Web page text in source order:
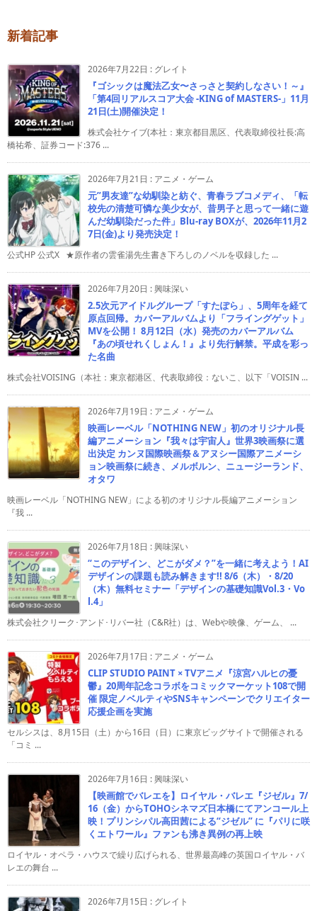
新着記事
2026年7月22日 : グレイト
『ゴシックは魔法乙女〜さっさと契約しなさい！～』
「第4回リアルスコア大会 -KING of MASTERS-」11月
21日(土)開催決定！
株式会社ケイブ(本社：東京都目黒区、代表取締役社長:高
橋祐希、証券コード:376 ...
2026年7月21日 : アニメ・ゲーム
元”男友達”な幼馴染と紡ぐ、青春ラブコメディ、「転
校先の清楚可憐な美少女が、昔男子と思って一緒に遊
んだ幼馴染だった件」Blu-ray BOXが、2026年11月2
7日(金)より発売決定！
公式HP 公式X ★原作者の雲雀湯先生書き下ろしのノベルを収録した ...
2026年7月20日 :興味深い
2.5次元アイドルグループ「すたぽら」、5周年を経て
原点回帰。カバーアルバムより「フライングゲット」
MVを公開！ 8月12日（水）発売のカバーアルバム
『あの頃せれくしょん！』より先行解禁。平成を彩っ
た名曲
株式会社VOISING（本社：東京都港区、代表取締役：ないこ、以下「VOISIN ...
2026年7月19日 : アニメ・ゲーム
映画レーベル「NOTHING NEW」初のオリジナル長
編アニメーション『我々は宇宙人』世界3映画祭に選
出決定 カンヌ国際映画祭＆アヌシー国際アニメーシ
ョン映画祭に続き、メルボルン、ニュージーランド、
オタワ
映画レーベル「NOTHING NEW」による初のオリジナル長編アニメーション
『我 ...
2026年7月18日 :興味深い
“このデザイン、どこがダメ？”を一緒に考えよう！AI
デザインの課題も読み解きます!! 8/6（木）・8/20
（木）無料セミナー「デザインの基礎知識Vol.3・Vo
l.4」
株式会社クリーク･アンド･リバー社（C&R社）は、Webや映像、ゲーム、 ...
2026年7月17日 : アニメ・ゲーム
CLIP STUDIO PAINT × TVアニメ『涼宮ハルヒの憂
鬱』20周年記念コラボをコミックマーケット108で開
催 限定ノベルティやSNSキャンペーンでクリエイター
応援企画を実施
セルシスは、8月15日（土）から16日（日）に東京ビッグサイトで開催される
「コミ ...
2026年7月16日 :興味深い
【映画館でバレエを】ロイヤル・バレエ『ジゼル』7/
16（金）からTOHOシネマズ日本橋にてアンコール上
映！プリンシパル高田茜による“ジゼル” に『パリに咲
くエトワール』ファンも沸き異例の再上映
ロイヤル・オペラ・ハウスで繰り広げられる、世界最高峰の英国ロイヤル・バ
レエの舞台 ...
2026年7月15日 : グレイト